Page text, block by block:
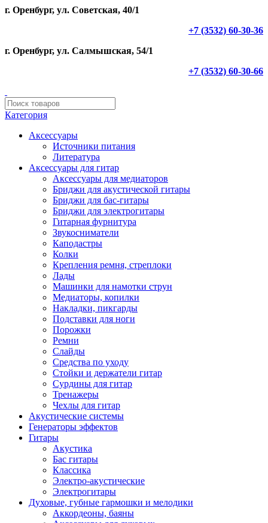
г. Оренбург, ул. Советская, 40/1
+7 (3532) 60-30-36
г. Оренбург, ул. Салмышская, 54/1
+7 (3532) 60-30-66
Категория
Аксессуары
Источники питания
Литература
Аксессуары для гитар
Аксессуары для медиаторов
Бриджи для акустической гитары
Бриджи для бас-гитары
Бриджи для электрогитары
Гитарная фурнитура
Звукосниматели
Каподастры
Колки
Крепления ремня, стреплоки
Лады
Машинки для намотки струн
Медиаторы, копилки
Накладки, пикгарды
Подставки для ноги
Порожки
Ремни
Слайды
Средства по уходу
Стойки и держатели гитар
Сурдины для гитар
Тренажеры
Чехлы для гитар
Акустические системы
Генераторы эффектов
Гитары
Акустика
Бас гитары
Классика
Электро-акустические
Электрогитары
Духовые, губные гармошки и мелодики
Аккордеоны, баяны